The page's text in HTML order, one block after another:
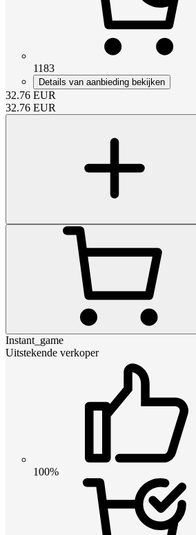
1183
Details van aanbieding bekijken
32.76 EUR
32.76 EUR
Instant_game
Uitstekende verkoper
100%